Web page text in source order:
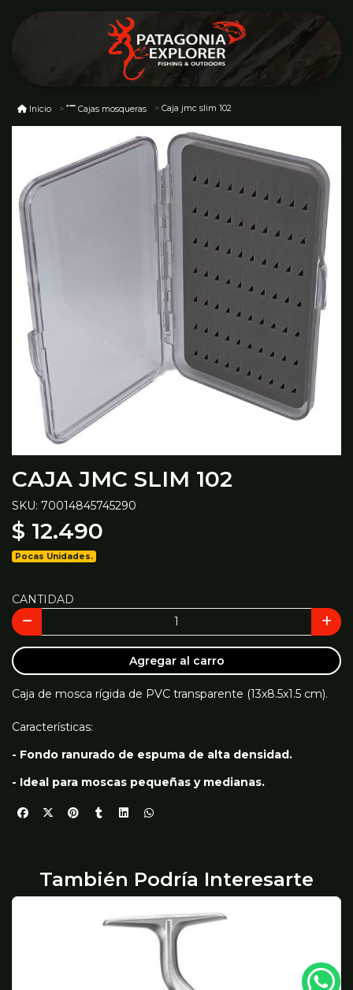
Inicio Cajas mosqueras Caja jmc slim 102
CAJA JMC SLIM 102
SKU: 70014845745290
$ 12.490
Pocas Unidades.
CANTIDAD
Agregar al carro
Caja de mosca rígida de PVC transparente (13x8.5x1.5 cm).
Características:
- Fondo ranurado de espuma de alta densidad.
- Ideal para moscas pequeñas y medianas.
También Podría Interesarte